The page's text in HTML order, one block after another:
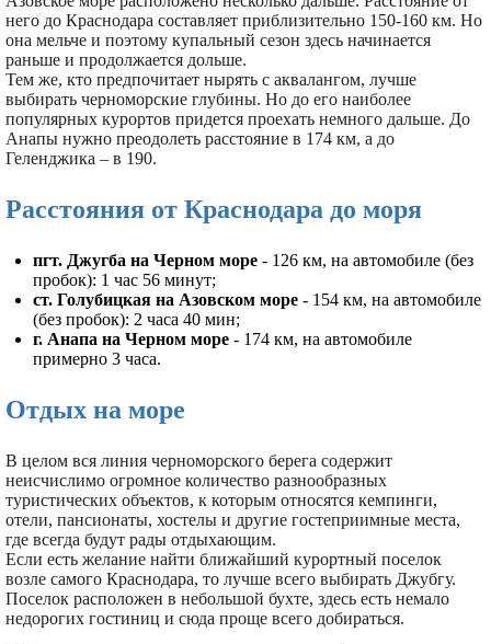
него до Краснодара составляет приблизительно 150-160 км. Но
она мельче и поэтому купальный сезон здесь начинается
раньше и продолжается дольше.
Тем же, кто предпочитает нырять с аквалангом, лучше
выбирать черноморские глубины. Но до его наиболее
популярных курортов придется проехать немного дальше. До
Анапы нужно преодолеть расстояние в 174 км, а до
Геленджика – в 190.
Расстояния от Краснодара до моря
пгт. Джугба на Черном море - 126 км, на автомобиле (без
пробок): 1 час 56 минут;
ст. Голубицкая на Азовском море - 154 км, на автомобиле
(без пробок): 2 часа 40 мин;
г. Анапа на Черном море - 174 км, на автомобиле
примерно 3 часа.
Отдых на море
В целом вся линия черноморского берега содержит
неисчислимо огромное количество разнообразных
туристических объектов, к которым относятся кемпинги,
отели, пансионаты, хостелы и другие гостеприимные места,
где всегда будут рады отдыхающим.
Если есть желание найти ближайший курортный поселок
возле самого Краснодара, то лучше всего выбирать Джубгу.
Поселок расположен в небольшой бухте, здесь есть немало
недорогих гостиниц и сюда проще всего добираться.